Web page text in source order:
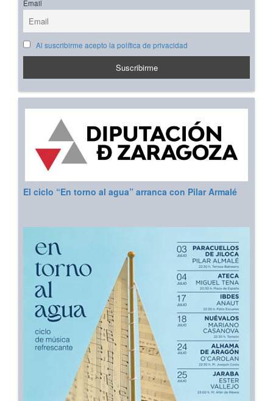
Email
Al suscribirme acepto la política de privacidad
El ciclo “En torno al agua” arranca con Pilar Armalé